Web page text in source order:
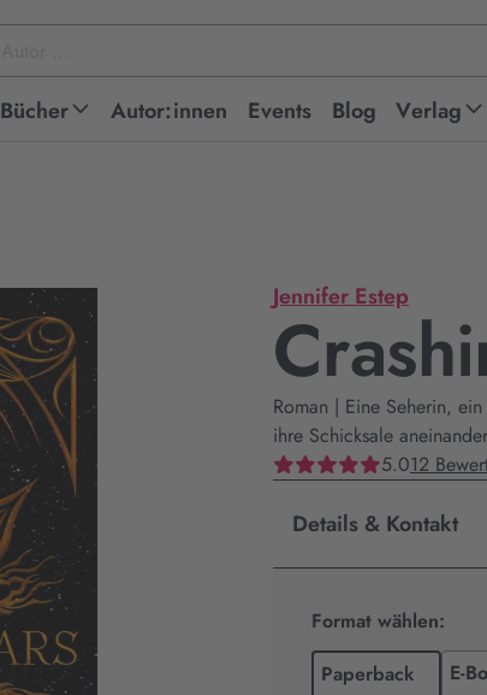
Bücher Autor:innen Events Blog Verlag
Jennifer Estep
Roman | Eine Seherin,
ihre Schicksale
5.012
Details & Kontakt
Format wählen:
Paperback
E-